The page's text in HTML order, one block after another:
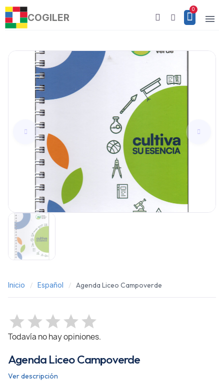
COGILER
Inicio Español Agenda Liceo Campoverde
Todavía no hay opiniones.
Agenda Liceo Campoverde
Ver descripción